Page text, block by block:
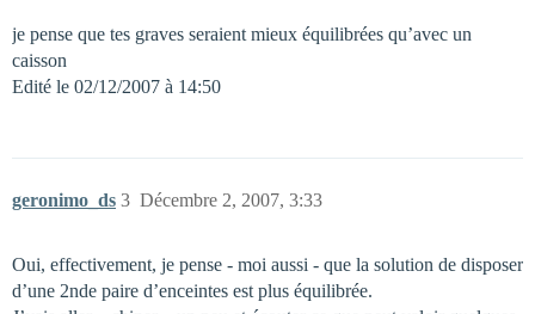
je pense que tes graves seraient mieux équilibrées qu’avec un
caisson
Edité le 02/12/2007 à 14:50
geronimo_ds Décembre 2, 2007, 3:33
3
Oui, effectivement, je pense - moi aussi - que la solution de disposer
d’une 2nde paire d’enceintes est plus équilibrée.